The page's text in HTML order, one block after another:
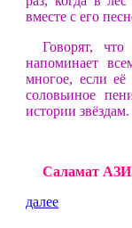
вместе с его
Говорят,
напоминает
многое, если
соловьиное
истории звёздам.
Саламат
далее